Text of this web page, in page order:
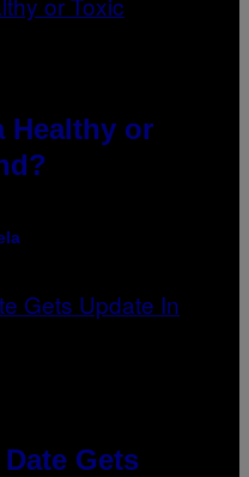
Healthy or
Gets